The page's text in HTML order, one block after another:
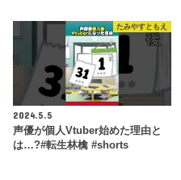
たみやすともえ
2024.5.5
声優が個人Vtuber始めた理由と
は…?#転生林檎 #shorts